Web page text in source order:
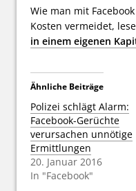
Wie man mit
Kosten vermeidet,
in einem eigenen
Ähnliche Beiträge
Polizei schlägt Alarm:
Facebook-Gerüchte
verursachen unnötige
Ermittlungen
20. Januar 2016
In "Facebook"